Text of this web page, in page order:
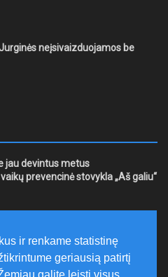
neįsivaizduojamos be
jau devintus metus
prevencinė stovykla „Aš galiu“
verslo subjektų kūrimąsi
ir renkame statistinę
geriausią patirtį
galite leisti visus